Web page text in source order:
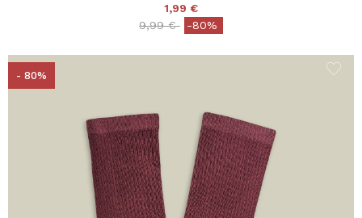
1,99 €
Price reduced from
9,99 €to-80%
- 80%